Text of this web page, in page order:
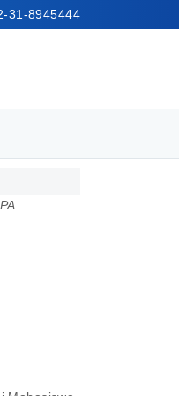
31-8945444